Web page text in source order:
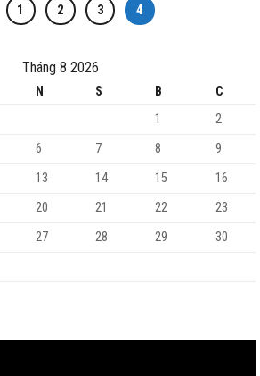
1 2 3 4
Tháng 8 2026
N S B
C
1
2
6 7 8
9
13 14 15
16
20 21 22
23
27 28 29
30